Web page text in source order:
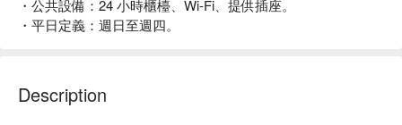
・公共設備：24 小時櫃檯、Wi-Fi、提供插座。
・平日定義：週日至週四。
Description